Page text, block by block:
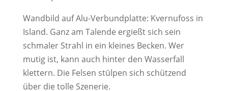
Wandbild auf Alu-Verbundplatte: Kvernufoss in
Island. Ganz am Talende ergießt sich sein
schmaler Strahl in ein kleines Becken. Wer
mutig ist, kann auch hinter den Wasserfall
klettern. Die Felsen stülpen sich schützend
über die tolle Szenerie.